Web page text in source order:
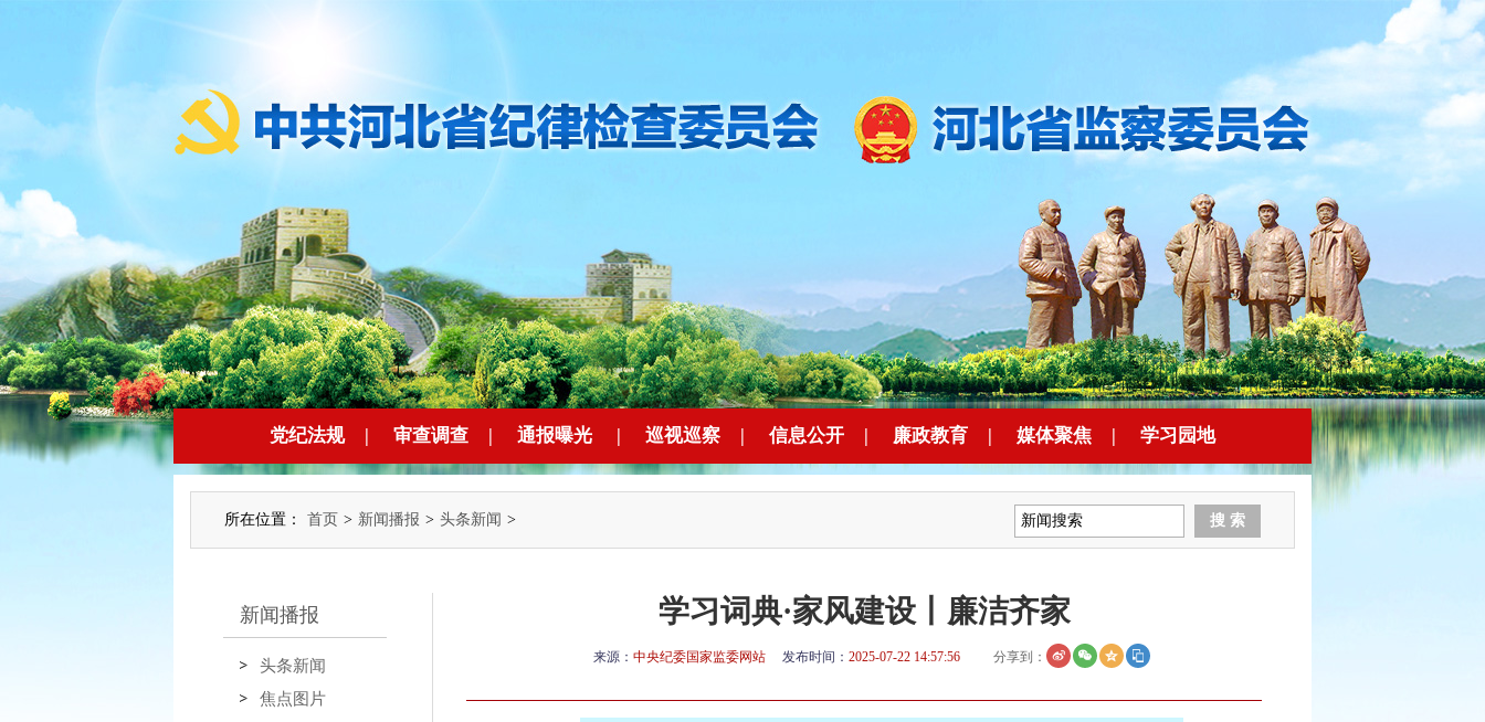
党纪法规 | 审查调查 | 通报曝光 | 巡视巡察 | 信息公开 | 廉政教育 | 媒体聚焦 | 学习园地
所在位置： 首页 > 新闻播报 > 头条新闻 >
新闻播报
头条新闻
焦点图片
学习词典·家风建设丨廉洁齐家
来源： 中央纪委国家监委网站 发布时间： 2025-07-22 14:57:56 分享到：